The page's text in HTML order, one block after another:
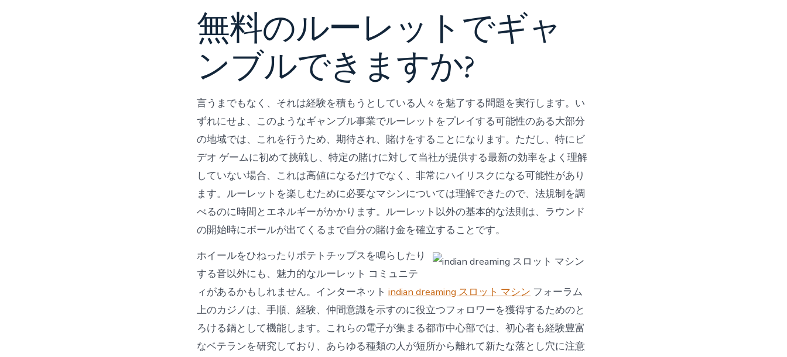
無料のルーレットでギャ
ンブルできますか?
言うまでもなく、それは経験を積もうとしている人々を魅了する問題を実行します。い
ずれにせよ、このようなギャンブル事業でルーレットをプレイする可能性のある大部分
の地域では、これを行うため、期待され、賭けをすることになります。ただし、特にビ
デオ ゲームに初めて挑戦し、特定の賭けに対して当社が提供する最新の効率をよく理解
していない場合、これは高値になるだけでなく、非常にハイリスクになる可能性があり
ます。ルーレットを楽しむために必要なマシンについては理解できたので、法規制を調
べるのに時間とエネルギーがかかります。ルーレット以外の基本的な法則は、ラウンド
の開始時にボールが出てくるまで自分の賭け金を確立することです。
ホイールをひねったりポテトチップスを鳴らしたり
する音以外に​​も、魅力的なルーレット コミュニテ
ィがあるかもしれません。インターネット indian dreaming スロット マシン フォーラム
上のカジノは、手順、経験、仲間意識を示すのに役立つフォロワーを獲得するためのと
ろける鍋として機能します。これらの電子が集まる都市中心部では、初心者も経験豊富
なベテランを研究しており、あらゆる種類の人が短所から離れて新たな落とし穴に注意